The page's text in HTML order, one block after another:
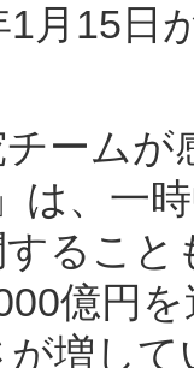
月15日
ームが
」は、一
るこ
億円
増し